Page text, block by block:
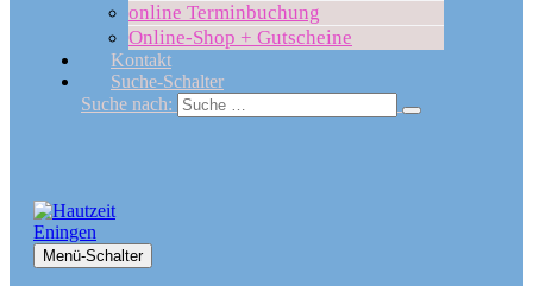
online Terminbuchung
Online-Shop + Gutscheine
Kontakt
Suche-Schalter
Suche nach:
Menü-Schalter